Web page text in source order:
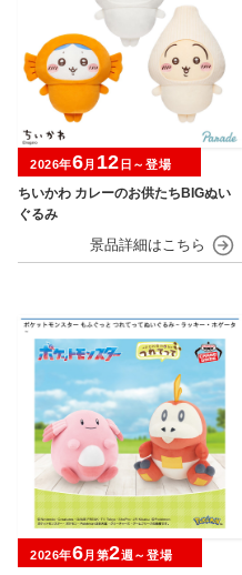
ちいかわ カレーのお供たちBIGぬい
ぐるみ
2026年6月 12 日～登場
2026年6月第2週～登場